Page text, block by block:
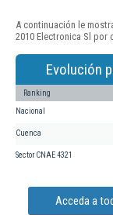
A continuación le
2010 Electronica Sl por
Evolución
Ranking
Nacional
Cuenca
Sector CNAE 4321
Acceda a